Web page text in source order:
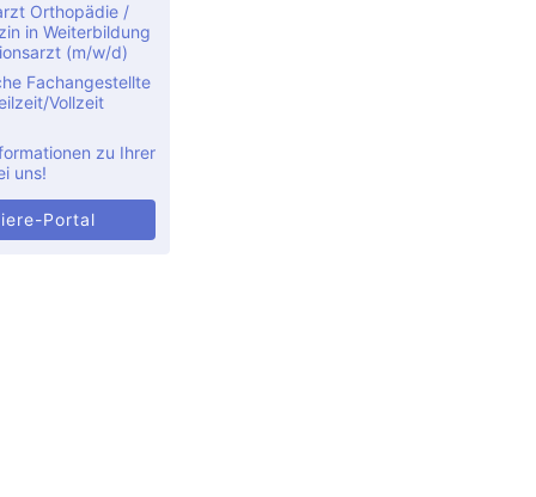
Orthopädie /
in Weiterbildung
(m/w/d)
Fachangestellte
Vollzeit
zu Ihrer
uns!
Portal